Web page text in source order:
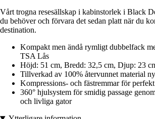
Vårt trogna resesällskap i kabinstorlek i Black
du behöver och förvara det sedan platt när du
destination.
Kompakt men ändå rymligt dubbelfack
TSA Lås
Höjd: 51 cm, Bredd: 32,5 cm, Djup: 23
Tillverkad av 100% återvunnet material
Kompressions- och fästremmar för
360° hjulsystem för smidig passage
och livliga gator